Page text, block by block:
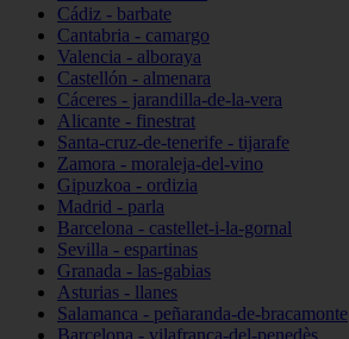
Cádiz - barbate
Cantabria - camargo
Valencia - alboraya
Castellón - almenara
Cáceres - jarandilla-de-la-vera
Alicante - finestrat
Santa-cruz-de-tenerife - tijarafe
Zamora - moraleja-del-vino
Gipuzkoa - ordizia
Madrid - parla
Barcelona - castellet-i-la-gornal
Sevilla - espartinas
Granada - las-gabias
Asturias - llanes
Salamanca - peñaranda-de-bracamonte
Barcelona - vilafranca-del-penedès